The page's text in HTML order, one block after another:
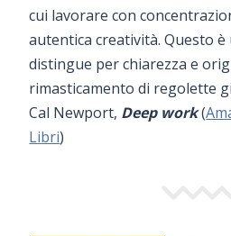
cui lavorare con
autentica creatività. Questo è
distingue per chiarezza e
rimasticamento di regolette
Cal Newport, Deep work(
Libri)